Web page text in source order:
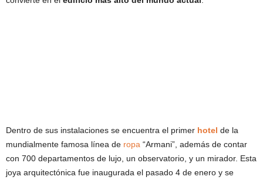
Dentro de sus instalaciones se encuentra el primer hotel de la
mundialmente famosa línea de ropa “Armani”, además de contar
con 700 departamentos de lujo, un observatorio, y un mirador. Esta
joya arquitectónica fue inaugurada el pasado 4 de enero y se